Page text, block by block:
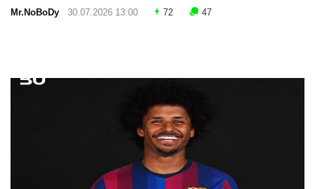
Mr.NoBoDy 30.07.2026 13:00 72 47